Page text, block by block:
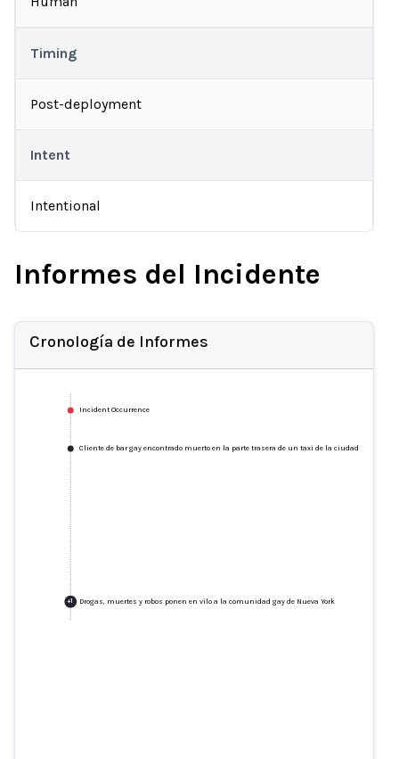
Timing
Post-deployment
Intent
Intentional
Informes del Incidente
Cronología de Informes
Incident Occurrence
Cliente de bar gay encontrado muerto en la parte trasera de un taxi de la ciudad de Nueva
+1 Drogas, muertes y robos ponen en vilo a la comunidad gay de Nueva York